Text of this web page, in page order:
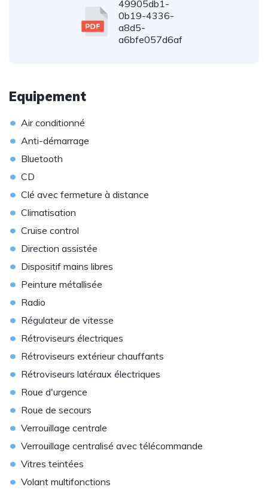
49905db1-
0b19-4336-
a8d5-
a6bfe057d6af
Equipement
• Air conditionné
• Anti-démarrage
• Bluetooth
• CD
• Clé avec fermeture à distance
• Climatisation
• Cruise control
• Direction assistée
• Dispositif mains libres
• Peinture métallisée
• Radio
• Régulateur de vitesse
• Rétroviseurs électriques
• Rétroviseurs extérieur chauffants
• Rétroviseurs latéraux électriques
• Roue d'urgence
• Roue de secours
• Verrouillage centrale
• Verrouillage centralisé avec télécommande
• Vitres teintées
• Volant multifonctions